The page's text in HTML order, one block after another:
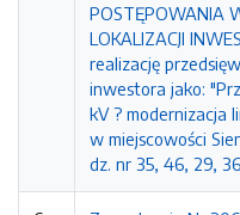
POSTĘPOWANIA
LOKALIZACJI
realizację
inwestora jako:
kV ? modernizacja
w miejscowości
dz. nr 35, 46, 29,